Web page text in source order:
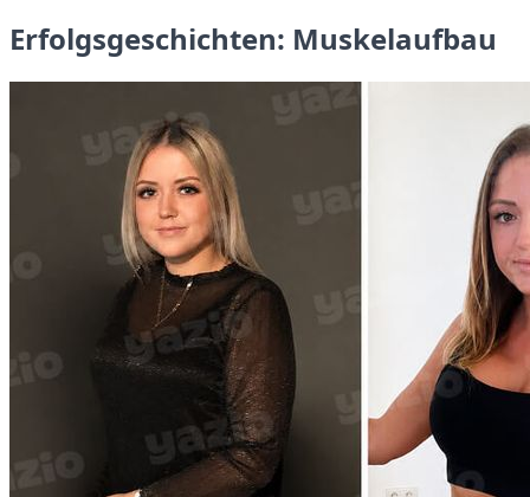
Erfolgsgeschichten: Muskelaufbau